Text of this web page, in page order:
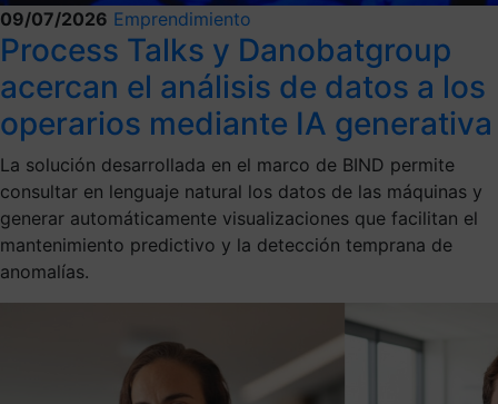
09/07/2026 Emprendimiento
Process Talks y Danobatgroup
acercan el análisis de datos a los
operarios mediante IA generativa
La solución desarrollada en el marco de BIND permite
consultar en lenguaje natural los datos de las máquinas y
generar automáticamente visualizaciones que facilitan el
mantenimiento predictivo y la detección temprana de
anomalías.